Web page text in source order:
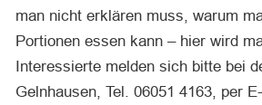
man nicht erklären muss, warum
Portionen essen kann – hier wird
Interessierte melden sich bitte bei
Gelnhausen, Tel. 06051 4163, per